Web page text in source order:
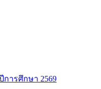
ารศึกษา 2569